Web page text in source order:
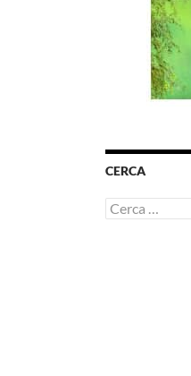
CERCA
Ricerca
per: